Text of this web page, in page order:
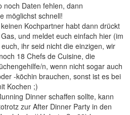
noch Daten fehlen, dann
möglichst schnell!
Kochpartner habt dann drückt
und meldet euch einfach hier (im
ihr seid nicht die einzigen, wir
18 Chefs de Cuisine, die
n, wenn nicht sogar auch
-köchin brauchen, sonst ist es bei
Kochen ;)
Dinner schaffen sollte, kann
zur After Dinner Party in den